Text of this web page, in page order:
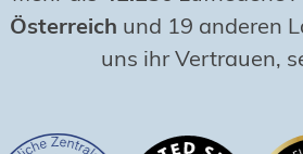
Österreich und 19 anderen
uns ihr Vertrauen,